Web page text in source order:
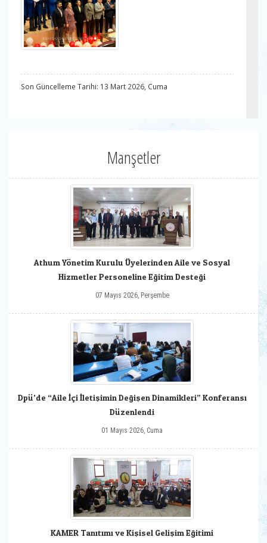
Son Güncelleme Tarihi: 13 Mart 2026, Cuma
Manşetler
Athum Yönetim Kurulu Üyelerinden Aile ve Sosyal
Hizmetler Personeline Eğitim Desteği
07 Mayıs 2026, Perşembe
Dpü’de “Aile İçi İletişimin Değişen Dinamikleri” Konferansı
Düzenlendi
01 Mayıs 2026, Cuma
KAMER Tanıtımı ve Kişisel Gelişim Eğitimi